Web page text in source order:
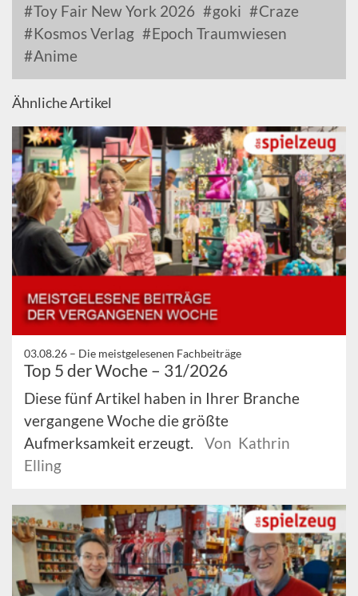
Toy Fair New York 2026
goki
Craze
Kosmos Verlag
Epoch Traumwiesen
Anime
Ähnliche Artikel
03.08.26 – Die meistgelesenen Fachbeiträge
Top 5 der Woche – 31/2026
Diese fünf Artikel haben in Ihrer Branche
vergangene Woche die größte
Aufmerksamkeit erzeugt.
Von Kathrin
Elling